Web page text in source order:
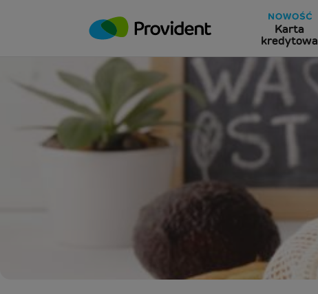
Karta
kredytowa